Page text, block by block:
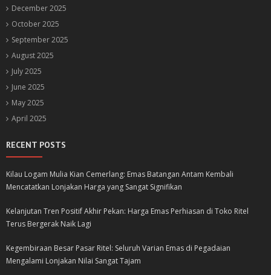
December 2025
October 2025
September 2025
August 2025
July 2025
June 2025
May 2025
April 2025
RECENT POSTS
Kilau Logam Mulia Kian Cemerlang: Emas Batangan Antam Kembali
Mencatatkan Lonjakan Harga yang Sangat Signifikan
Kelanjutan Tren Positif Akhir Pekan: Harga Emas Perhiasan di Toko Ritel
Terus Bergerak Naik Lagi
Kegembiraan Besar Pasar Ritel: Seluruh Varian Emas di Pegadaian
Mengalami Lonjakan Nilai Sangat Tajam